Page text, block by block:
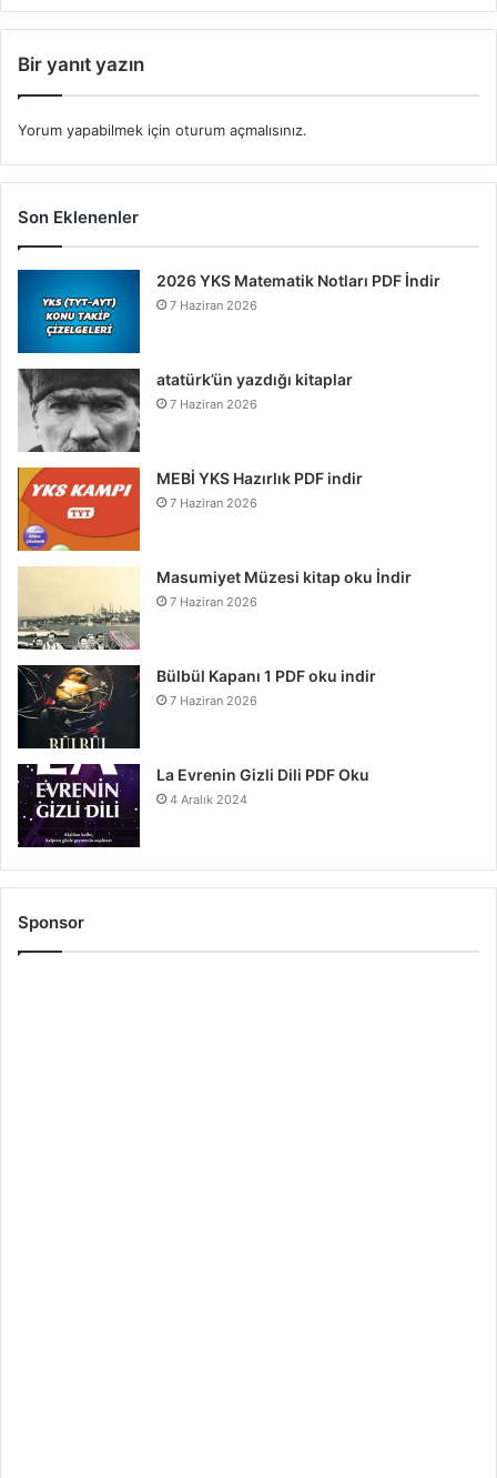
Bir yanıt yazın
Yorum yapabilmek için oturum açmalısınız.
Son Eklenenler
2026 YKS Matematik Notları PDF İndir
7 Haziran 2026
atatürk’ün yazdığı kitaplar
7 Haziran 2026
MEBİ YKS Hazırlık PDF indir
7 Haziran 2026
Masumiyet Müzesi kitap oku İndir
7 Haziran 2026
Bülbül Kapanı 1 PDF oku indir
7 Haziran 2026
La Evrenin Gizli Dili PDF Oku
4 Aralık 2024
Sponsor